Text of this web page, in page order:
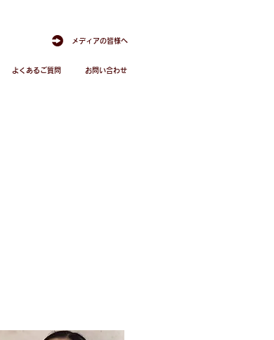
メディアの皆様へ
よくあるご質問 お問い合わせ